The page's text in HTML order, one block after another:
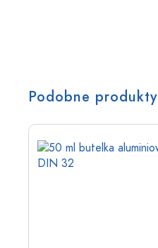
Podobne produkty